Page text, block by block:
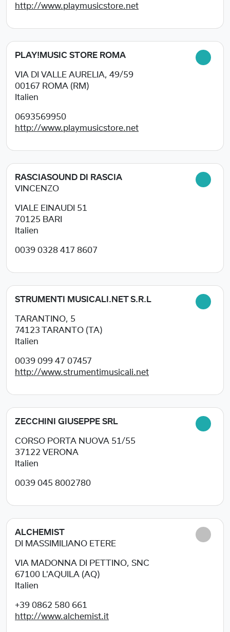
http://www.playmusicstore.net
PLAY!MUSIC STORE ROMA
VIA DI VALLE AURELIA, 49/59
00167 ROMA (RM)
Italien
0693569950
http://www.playmusicstore.net
RASCIASOUND DI RASCIA
VINCENZO
VIALE EINAUDI 51
70125 BARI
Italien
0039 0328 417 8607
STRUMENTI MUSICALI.NET S.R.L
TARANTINO, 5
74123
TARANTO (TA)
Italien
0039 099 47 07457
http://www.strumentimusicali.net
ZECCHINI GIUSEPPE SRL
CORSO PORTA NUOVA 51/55
37122 VERONA
Italien
0039 045 8002780
ALCHEMIST
DI MASSIMILIANO ETERE
VIA MADONNA DI PETTINO, SNC
67100
L'AQUILA (AQ)
Italien
+39 0862 580 661
http://www.alchemist.it